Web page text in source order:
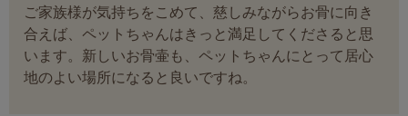
ご家族様が気持ちをこめて、慈しみながらお骨に向き
合えば、ペットちゃんはきっと満足してくださると思
います。新しいお骨壷も、ペットちゃんにとって居心
地のよい場所になると良いですね。